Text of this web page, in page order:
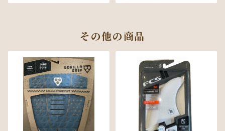
その他の商品